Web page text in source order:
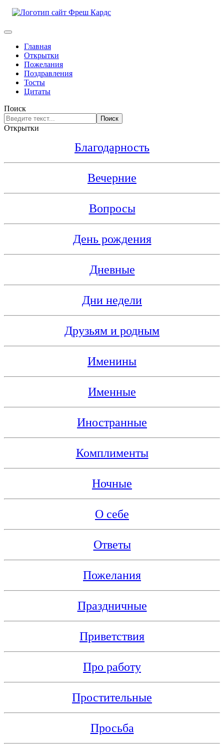
Главная
Открытки
Пожелания
Поздравления
Тосты
Цитаты
Поиск
Поиск
Открытки
Благодарность
Вечерние
Вопросы
День рождения
Дневные
Дни недели
Друзьям и родным
Именины
Именные
Иностранные
Комплименты
Ночные
О себе
Ответы
Пожелания
Праздничные
Приветствия
Про работу
Простительные
Просьба